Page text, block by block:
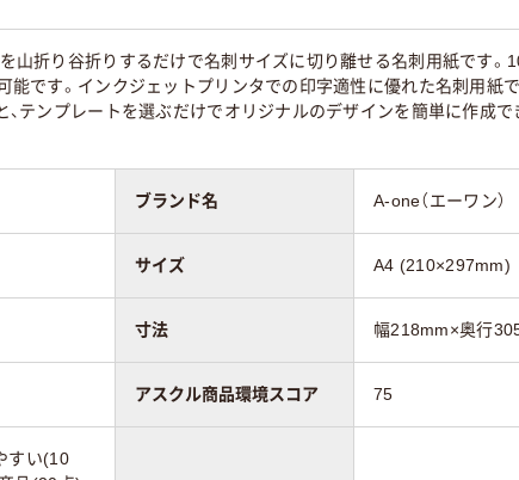
A4 (210×297mm)
75
山折り谷折りするだけで名刺サイズに切り離せる名刺用紙です
能です。インクジェットプリンタでの印字適性に優れた名刺用紙
、テンプレートを選ぶだけでオリジナルのデザインを簡単に作成
ブランド名 A-one（エーワン）
サイズ A4 (210×297mm)
寸法 幅218mm×奥行
アスクル商品環境スコア 75
すい(10